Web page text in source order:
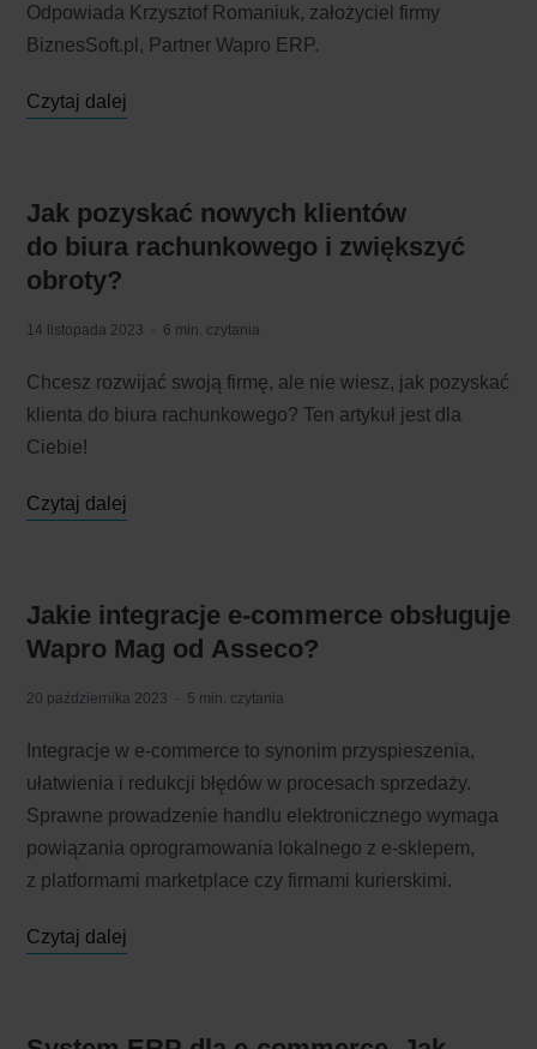
Odpowiada Krzysztof Romaniuk, założyciel firmy
BiznesSoft.pl, Partner Wapro ERP.
Czytaj dalej
Jak pozyskać nowych klientów
do biura rachunkowego i zwiększyć
obroty?
14 listopada 2023 6 min. czytania
Chcesz rozwijać swoją firmę, ale nie wiesz, jak pozyskać
klienta do biura rachunkowego? Ten artykuł jest dla
Ciebie!
Czytaj dalej
Jakie integracje e-commerce obsługuje
Wapro Mag od Asseco?
20 października 2023 5 min. czytania
Integracje w e-commerce to synonim przyspieszenia,
ułatwienia i redukcji błędów w procesach sprzedaży.
Sprawne prowadzenie handlu elektronicznego wymaga
powiązania oprogramowania lokalnego z e-sklepem,
z platformami marketplace czy firmami kurierskimi.
Czytaj dalej